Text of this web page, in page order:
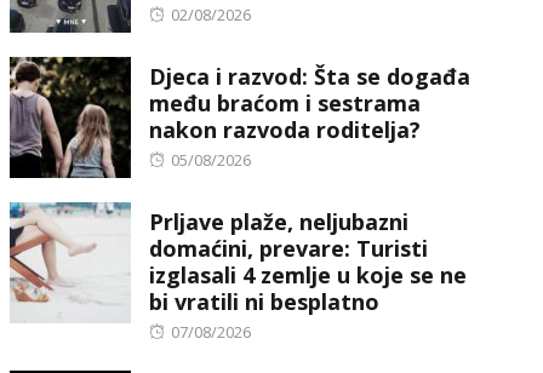
Posted
02/08/2026
Djeca i razvod: Šta se događa
među braćom i sestrama
nakon razvoda roditelja?
Posted
05/08/2026
Prljave plaže, neljubazni
domaćini, prevare: Turisti
izglasali 4 zemlje u koje se ne
bi vratili ni besplatno
Posted
07/08/2026